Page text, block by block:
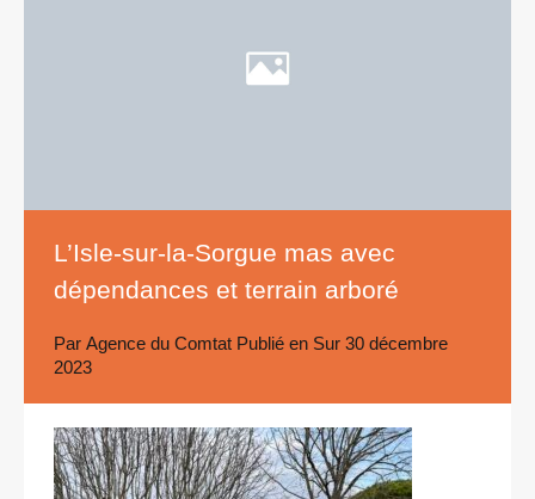
L’Isle-sur-la-Sorgue mas avec
dépendances et terrain arboré
Par Agence du Comtat Publié en Sur 30 décembre
2023